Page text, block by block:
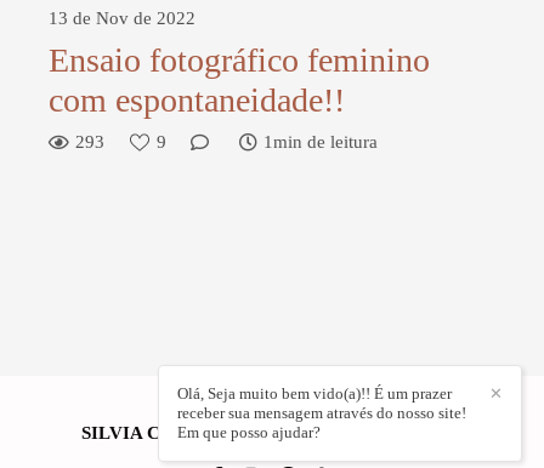
13 de Nov de 2022
Ensaio fotográfico feminino
com espontaneidade!!
293 9 1min de leitura
SILVIA CRISTINA FOTOGRAFIA
✕
Olá, Seja muito bem vido(a)!! É um prazer
receber sua mensagem através do nosso site!
Em que posso ajudar?